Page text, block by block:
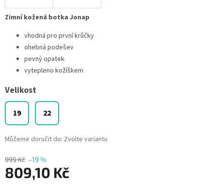
999 Kč –19 %
809,10 Kč
Velikost
19 22
Můžeme doručit do: Zvolte variantu
Zimní kožená botka Jonap
vhodná pro první krůčky
ohebná podešev
pevný opatek
vytepleno kožíškem